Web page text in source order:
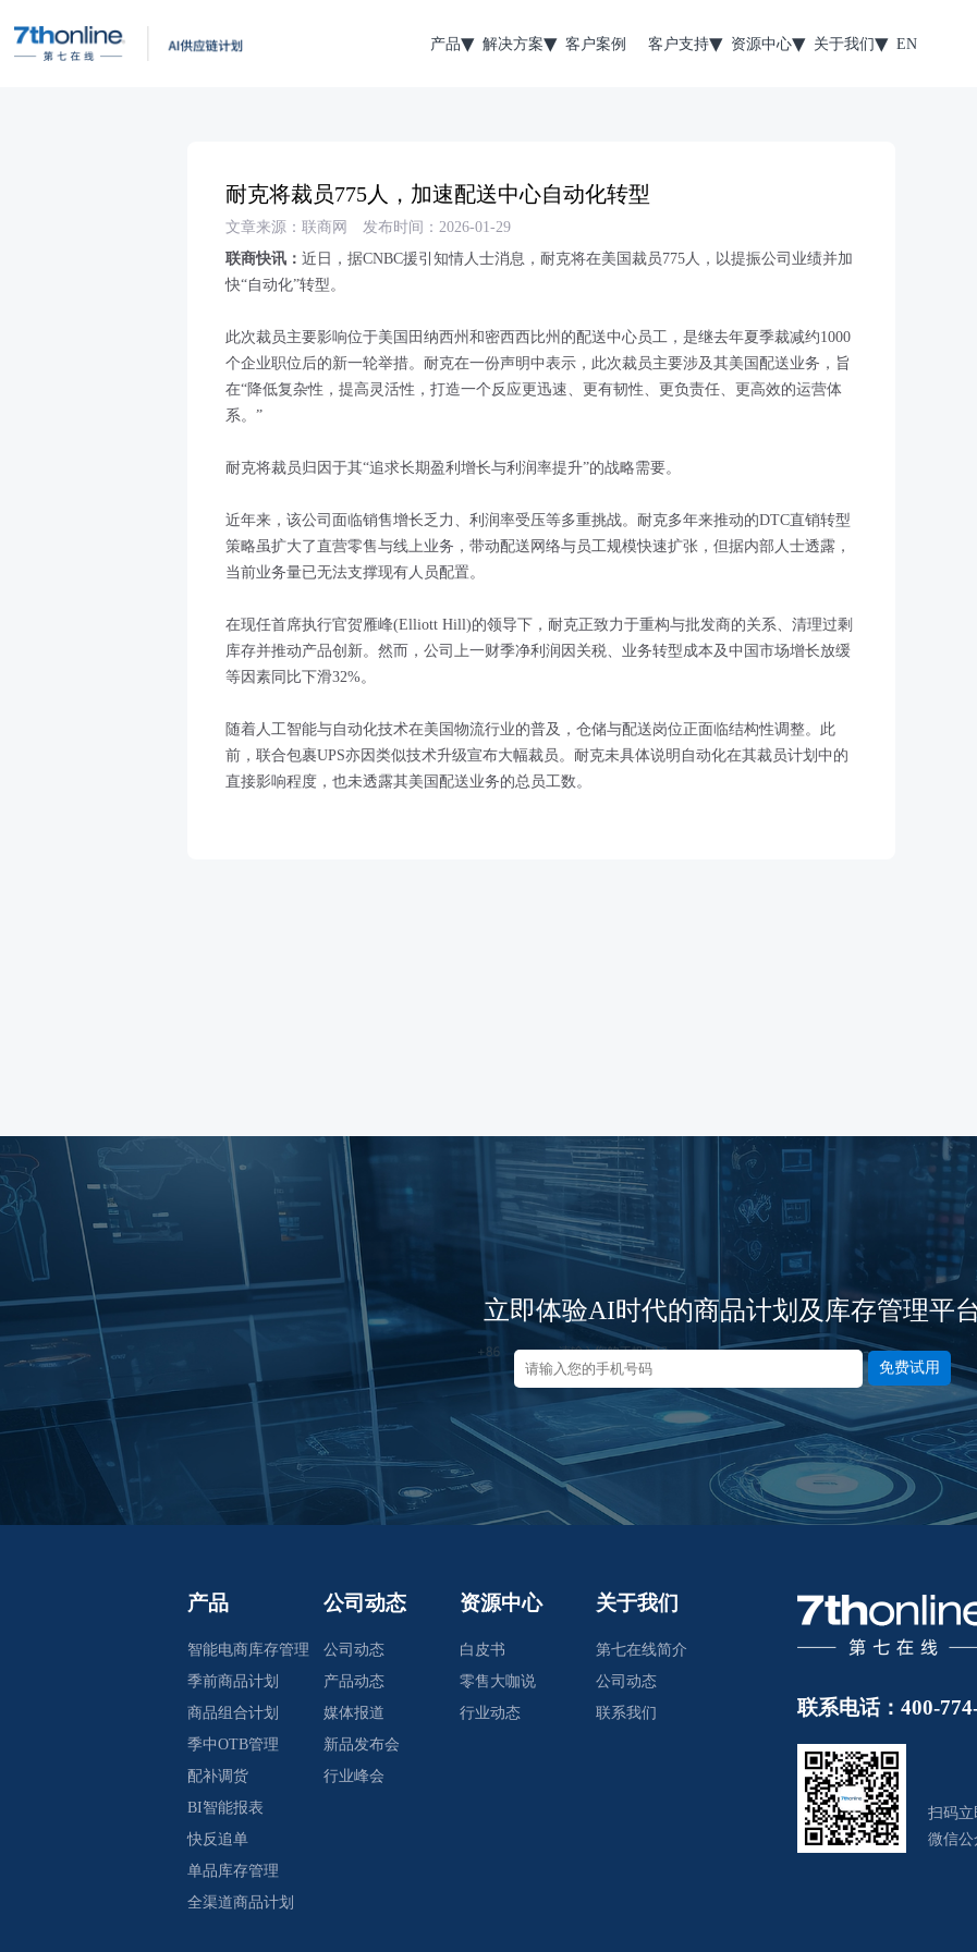
产品 解决方案 客户案例 客户支持 资源中心 关于我们 EN
耐克将裁员775人，加速配送中心自动化转型
文章来源：联商网
发布时间：2026-01-29
联商快讯： 近日，据CNBC援引知情人士消息，耐克将在美国裁员775人，以提振公司业绩并加
快“自动化”转型。
此次裁员主要影响位于美国田纳西州和密西西比州的配送中心员工，是继去年夏季裁减约1000
个企业职位后的新一轮举措。耐克在一份声明中表示，此次裁员主要涉及其美国配送业务，旨
在“降低复杂性，提高灵活性，打造一个反应更迅速、更有韧性、更负责任、更高效的运营体
系。”
耐克将裁员归因于其“追求长期盈利增长与利润率提升”的战略需要。
近年来，该公司面临销售增长乏力、利润率受压等多重挑战。耐克多年来推动的DTC直销转型
策略虽扩大了直营零售与线上业务，带动配送网络与员工规模快速扩张，但据内部人士透露，
当前业务量已无法支撑现有人员配置。
在现任首席执行官贺雁峰(Elliott Hill)的领导下，耐克正致力于重构与批发商的关系、清理过剩
库存并推动产品创新。然而，公司上一财季净利润因关税、业务转型成本及中国市场增长放缓
等因素同比下滑32%。
随着人工智能与自动化技术在美国物流行业的普及，仓储与配送岗位正面临结构性调整。此
前，联合包裹UPS亦因类似技术升级宣布大幅裁员。耐克未具体说明自动化在其裁员计划中的
直接影响程度，也未透露其美国配送业务的总员工数。
立即体验AI时代的商品计划及库存管理平
免费试用
产品
智能电商库存管理
季前商品计划
商品组合计划
季中OTB管理
配补调货
BI智能报表
快反追单
单品库存管理
全渠道商品计划
公司动态
公司动态
产品动态
媒体报道
新品发布会
行业峰会
资源中心
白皮书
零售大咖说
行业动态
关于我们
第七在线简介
公司动态
联系我们
联系电话：400-
扫码立
微信公